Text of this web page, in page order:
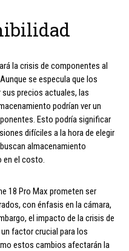
la crisis de componentes al
se especula que los
sus precios actuales, las
podrían ver un
Esto podría significar
difíciles a la hora de elegir
almacenamiento
en el costo.
18 Pro Max prometen ser
con énfasis en la cámara,
el impacto de la crisis de
factor crucial para los
estos cambios afectarán la